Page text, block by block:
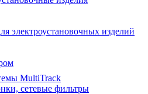
электроустановочных изделий
MultiTrack
сетевые фильтры